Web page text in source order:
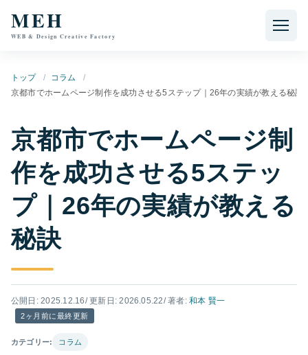
MEH
WEB & Design Creative Factory
トップ
コラム
京都市でホームページ制作を成功させる5ステップ｜26年の実績が教える秘訣
京都市でホームページ制
作を成功させる5ステッ
プ｜26年の実績が教える
秘訣
公開日: 2025.12.16/ 更新日: 2026.05.22/ 著者:和本 賢一
2ヶ月前に最終更新
カテゴリー: コラム